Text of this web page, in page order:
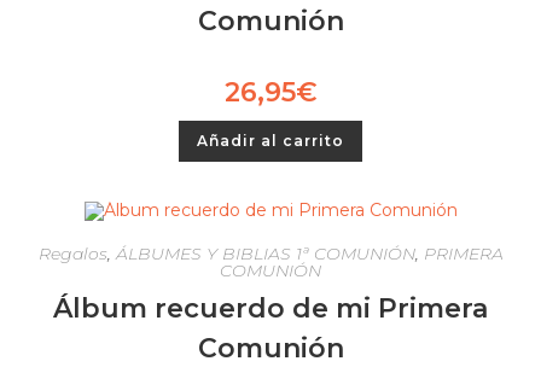
Comunión
26,95€
Añadir al carrito
Regalos,ÁLBUMES Y BIBLIAS 1ª COMUNIÓN, PRIMERA
COMUNIÓN
Álbum recuerdo de mi Primera
Comunión